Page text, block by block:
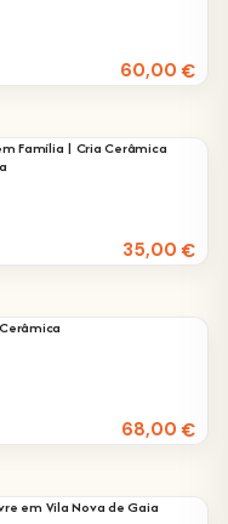
60,00€
Família | Cria Cerâmica
35,00€
68,00€
em Vila Nova de Gaia